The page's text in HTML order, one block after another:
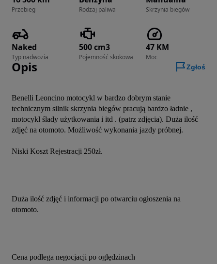
Przebieg Rodzaj paliwa Skrzynia biegów
Naked
Typ nadwozia
500 cm3
Pojemność skokowa
47 KM
Moc
Opis Zgłoś
Benelli Leoncino motocykl w bardzo dobrym stanie
technicznym silnik skrzynia biegów pracują bardzo ładnie ,
motocykl ślady użytkowania i itd . (patrz zdjęcia). Duża ilość
zdjęć na otomoto. Możliwość wykonania jazdy próbnej.
Niski Koszt Rejestracji 250zł.
Duża ilość zdjęć i informacji po otwarciu ogłoszenia na
otomoto.
Cena podlega negocjacji po oględzinach